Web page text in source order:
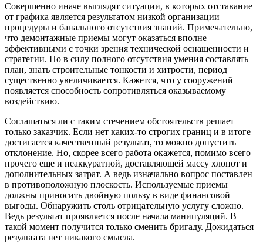
Совершенно иначе выглядят ситуации, в которых отставание
от графика является результатом низкой организации
процедуры и банального отсутствия знаний. Примечательно,
что демонтажные приемы могут оказаться вполне
эффективными с точки зрения технической оснащенности и
стратегии. Но в силу полного отсутствия умения составлять
план, знать строительные тонкости и хитрости, период
существенно увеличивается. Кажется, что у сооружений
появляется способность сопротивляться оказываемому
воздействию.
Соглашаться ли с таким стечением обстоятельств решает
только заказчик. Если нет каких-то строгих границ и в итоге
достигается качественный результат, то можно допустить
отклонение. Но, скорее всего работа окажется, помимо всего
прочего еще и неаккуратной, доставляющей массу хлопот и
дополнительных затрат. А ведь изначально вопрос поставлен
в противоположную плоскость. Используемые приемы
должны приносить двойную пользу в виде финансовой
выгоды. Обнаружить столь отрицательную услугу сложно.
Ведь результат проявляется после начала манипуляций. В
такой момент получится только сменить бригаду. Дожидаться
результата нет никакого смысла.